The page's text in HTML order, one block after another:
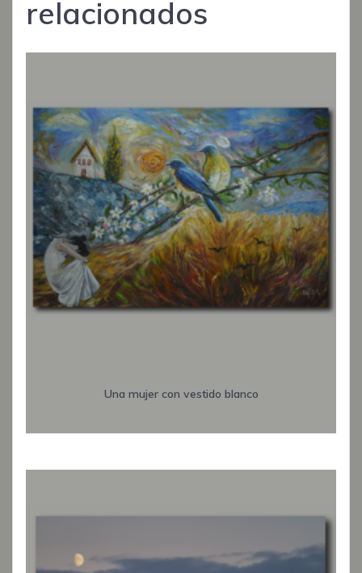
relacionados
Una mujer con vestido blanco